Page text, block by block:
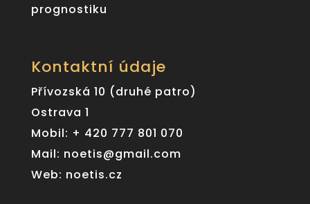
prognostiku
Kontaktní údaje
Přívozská 10 (druhé patro)
Ostrava 1
Mobil: + 420 777 801 070
Mail: noetis@gmail.com
Web: noetis.cz